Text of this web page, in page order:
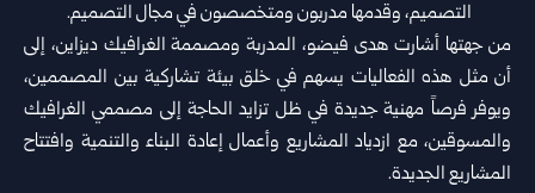
التصميم، وقدمها مدربون ومتخصصون ‏في مجال التصميم.‏
من جهتها أشارت هدى فيضو، المدربة ومصممة الغرافيك ديزاين، إلى
أن ‏مثل هذه الفعاليات يسهم في خلق بيئة تشاركية بين المصممين،
ويوفر فرصاً ‏مهنية جديدة في ظل تزايد الحاجة إلى مصممي الغرافيك
والمسوقين، مع ‏ازدياد المشاريع وأعمال إعادة البناء والتنمية وافتتاح
المشاريع الجديدة.‏